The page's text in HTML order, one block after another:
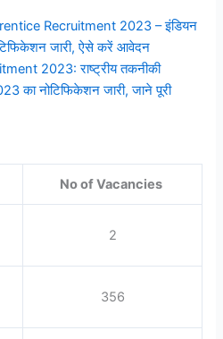
Recruitment 2023 – इंडियन
जारी, ऐसे करें आवेदन
2023: राष्ट्रीय तकनीकी
का नोटिफिकेशन जारी, जाने पूरी
No of Vacancies
2
356